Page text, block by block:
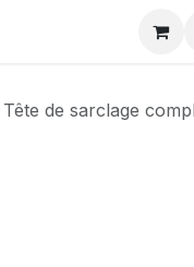
Tête de sarclage